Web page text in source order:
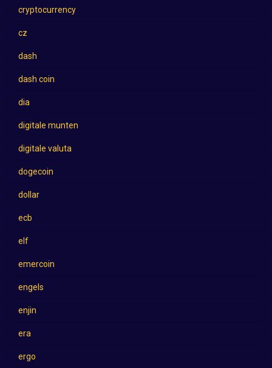
cryptocurrency
cz
dash
dash coin
dia
digitale munten
digitale valuta
dogecoin
dollar
ecb
elf
emercoin
engels
enjin
era
ergo